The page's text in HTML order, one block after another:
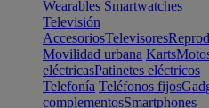
Wearables Smartwatches
Televisión
AccesoriosTelevisores
Movilidad urbana Karts
eléctricasPatinetes eléctricos
Telefonía Teléfonos fijos
complementosSmartphones